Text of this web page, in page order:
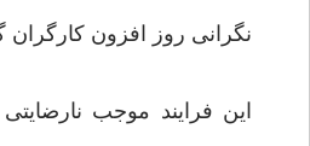
نگرانى روز افزون کارگران
این فرایند موجب